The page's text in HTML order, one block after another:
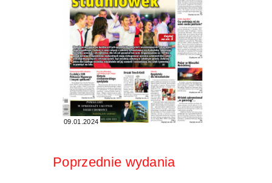
09.01.2024
Poprzednie wydania